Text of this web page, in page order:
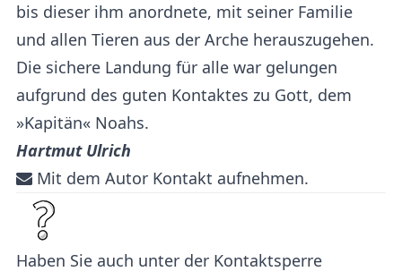
bis dieser ihm anordnete, mit seiner Familie
und allen Tieren aus der Arche herauszugehen.
Die sichere Landung für alle war gelungen
aufgrund des guten Kontaktes zu Gott, dem
»Kapitän« Noahs.
Hartmut Ulrich
Mit dem Autor Kontakt aufnehmen.
Haben Sie auch unter der Kontaktsperre